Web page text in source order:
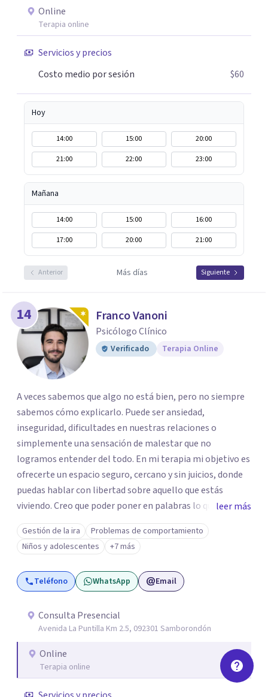
Online
Terapia online
Servicios y precios
Costo medio por sesión
$60
Hoy
14:00 15:00
20:00
21:00
22:00 23:00
Mañana
14:00 15:00
16:00
17:00
20:00 21:00
Anterior Más días Siguiente
14 Franco Vanoni
Psicólogo Clínico
Verificado Terapia Online
A veces sabemos que algo no está bien, pero no siempre
sabemos cómo explicarlo. Puede ser ansiedad,
inseguridad, dificultades en nuestras relaciones o
simplemente una sensación de malestar que no
logramos entender del todo. En mi terapia mi objetivo es
ofrecerte un espacio seguro, cercano y sin juicios, donde
puedas hablar con libertad sobre aquello que estás
viviendo. Creo que poder poner en palabras lo que
sentimos puede ser un primer paso para empezar a
comprenderlo y trabajarlo desde un lugar donde cada
persona se pueda sentir cómoda y yendo a su propio
ritmo. Si estás atravesando un momento difícil o
simplemente sientes que necesitas entender mejor lo
respetando tu historia y tu propio ritmo.
leer más
Gestión de la ira
Problemas de comportamiento
Niños y adolescentes
+7 más
Teléfono WhatsApp Email
Consulta Presencial
Avenida La Puntilla Km 2.5, 092301 Samborondón
Online
Terapia online